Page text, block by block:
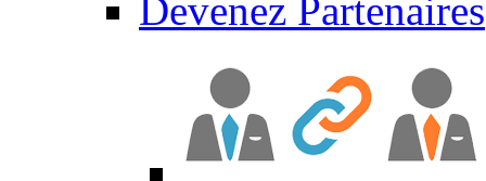
Devenez Partenaires